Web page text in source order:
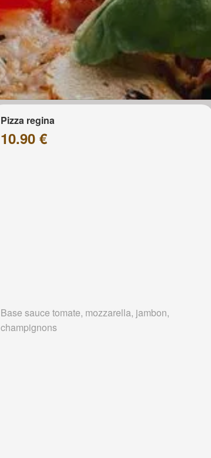
Pizza regina
10.90 €
Base sauce tomate, mozzarella, jambon,
champignons